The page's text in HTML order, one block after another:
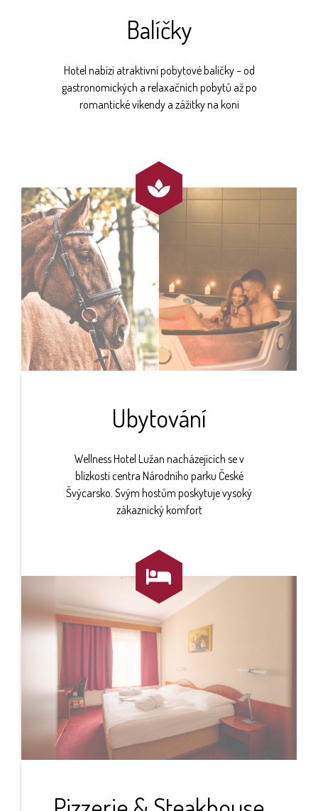
Balíčky
Hotel nabízí atraktivní pobytové balíčky – od
gastronomických a relaxačních pobytů až po
romantické víkendy a zážitky na koni

Ubytování
Wellness Hotel Lužan nacházejících se v
blízkosti centra Národního parku České
Švýcarsko. Svým hostům poskytuje vysoký
zákaznický komfort
